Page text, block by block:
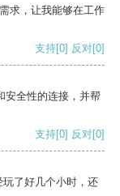
求，让我能够在工作
支持[0] 反对[0]
安全性的连接，并帮
支持[0] 反对[0]
了好几个小时，还